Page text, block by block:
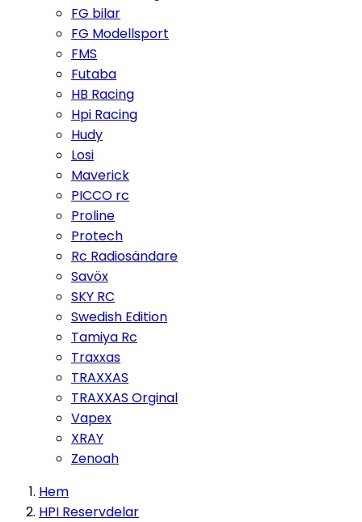
FG bilar
FG Modellsport
FMS
Futaba
HB Racing
Hpi Racing
Hudy
Losi
Maverick
PICCO rc
Proline
Protech
Rc Radiosändare
Savöx
SKY RC
Swedish Edition
Tamiya Rc
Traxxas
TRAXXAS
TRAXXAS Orginal
Vapex
XRAY
Zenoah
Hem
HPI Reservdelar